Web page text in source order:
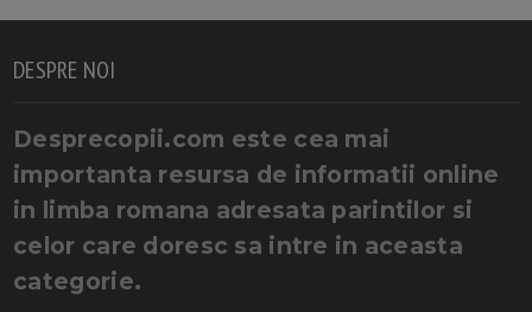
DESPRE NOI
Desprecopii.com este cea mai
importanta resursa de informatii online
in limba romana adresata parintilor si
celor care doresc sa intre in aceasta
categorie.